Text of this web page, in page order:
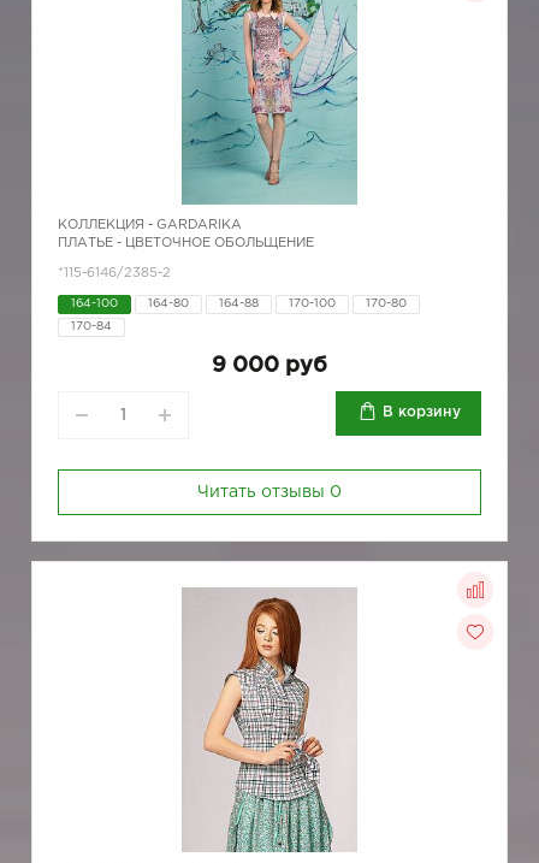
КОЛЛЕКЦИЯ - GARDARIKA
ПЛАТЬЕ - ЦВЕТОЧНОЕ ОБОЛЬЩЕНИЕ
*115-6146/2385-2
164-100 164-80 164-88 170-100 170-80
170-84
9 000 руб
В корзину
Читать отзывы 0